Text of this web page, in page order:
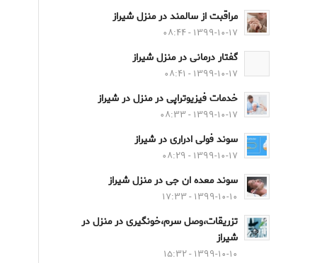
مراقبت از سالمند در منزل شیراز
۱۳۹۹-۱۰-۱۷ - ۰۸:۴۴
گفتار درمانی در منزل شیراز
۱۳۹۹-۱۰-۱۷ - ۰۸:۴۱
خدمات فیزیوتراپی در منزل در شیراز
۱۳۹۹-۱۰-۱۷ - ۰۸:۳۳
سوند فولی ادراری در شیراز
۱۳۹۹-۱۰-۱۷ - ۰۸:۲۹
سوند معده ان جی در منزل شیراز
۱۳۹۹-۱۰-۱۰ - ۱۷:۳۳
تزریقات،وصل سرم،خونگیری در منزل در
شیراز
۱۳۹۹-۱۰-۱۰ - ۱۵:۳۲